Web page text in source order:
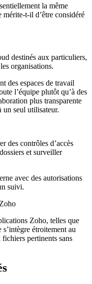
la même
t-il d’être considéré
destinés aux particuliers,
organisations.
des espaces de travail
l’équipe plutôt qu’à des
plus transparente
un seul utilisateur.
des contrôles d’accès
et surveiller
avec des autorisations
suivi.
Zoho, telles que
étroitement au
pertinents sans